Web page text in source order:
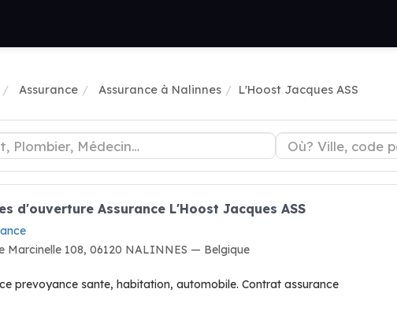
Assurance Assurance à Nalinnes L'Hoost Jacques ASS
d'ouverture Assurance L'Hoost Jacques ASS
Marcinelle 108, 06120 NALINNES — Belgique
prevoyance sante, habitation, automobile. Contrat assurance